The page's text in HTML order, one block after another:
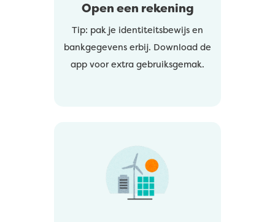
Open een rekening
Tip: pak je identiteitsbewijs en
bankgegevens erbij. Download de
app voor extra gebruiksgemak.